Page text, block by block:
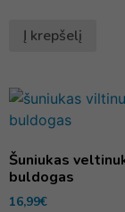
Į krepšelį
Šuniukas
buldogas
16,99€